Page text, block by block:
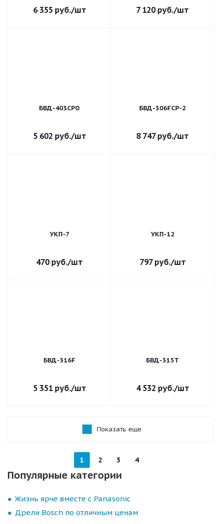
6 355руб./шт 7 120руб./шт
БВД-403СРО
5 602 руб./шт
БВД-306FCP-2
8 747руб./шт
УКП-7
470руб./шт
УКП-12
797руб./шт
БВД-316F
5 351руб./шт
БВД-315T
4 532 руб./шт
Показать еще
1 2 3 4
Популярные категории
Жизнь ярче вместе с Panasonic
Дрели Bosch по отличным ценам